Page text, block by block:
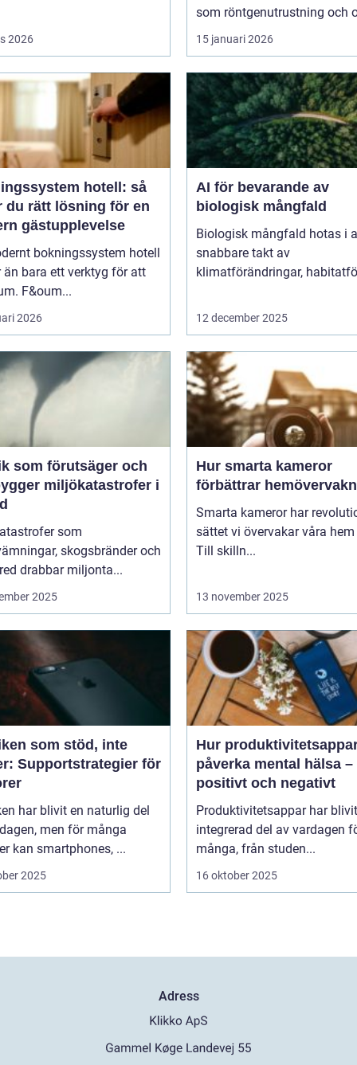
2026
som röntgenutrustning och
15 januari 2026
hotell: så
du rätt lösning för en
gästupplevelse
bokningssystem hotell
än bara ett verktyg för att
F&oum...
2026
AI för bevarande av
biologisk mångfald
Biologisk mångfald hotas i
snabbare takt av
klimatförändringar,
12 december 2025
som förutsäger och
miljökatastrofer i
som
skogsbränder och
drabbar miljonta...
2025
Hur smarta kameror
förbättrar
Smarta kameror har
sättet vi övervakar våra
Till skilln...
13 november 2025
som stöd, inte
Supportstrategier för
har blivit en naturlig del
men för många
kan smartphones, ...
2025
Hur
påverka mental hälsa –
positivt och negativt
Produktivitetsappar har
integrerad del av vardagen
många, från studen...
16 oktober 2025
Adress